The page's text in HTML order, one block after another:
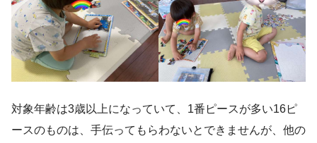
対象年齢は3歳以上になっていて、1番ピースが多い16ピ
ースのものは、手伝ってもらわないとできませんが、他の